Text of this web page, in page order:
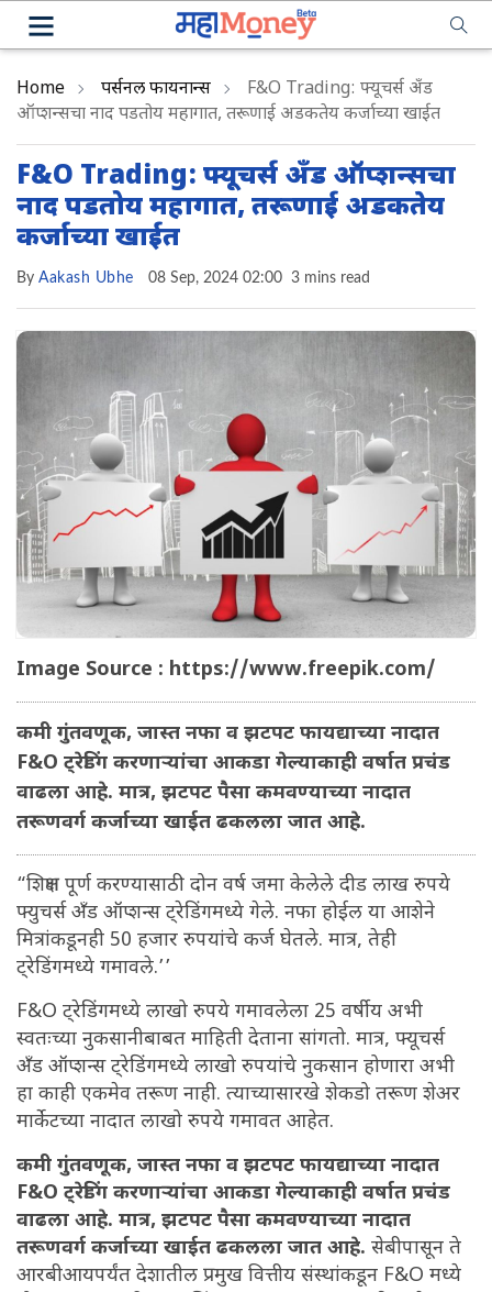
Home पर्सनल फायनान्स
F&O Trading: फ्यूचर्स अँड
ऑप्शन्सचा नाद पडतोय महागात, तरूणाई अडकतेय कर्जाच्या खाईत
F&O Trading: फ्यूचर्स अँड ऑप्शन्सचा
नाद पडतोय महागात, तरूणाई अडकतेय
कर्जाच्या खाईत
By Aakash Ubhe 08 Sep, 2024 02:00 3 mins read
Image Source : https://www.freepik.com/
कमी गुंतवणूक, जास्त नफा व झटपट फायद्याच्या नादात
F&O ट्रेडिंग करणाऱ्यांचा आकडा गेल्याकाही वर्षात प्रचंड
वाढला आहे. मात्र, झटपट पैसा कमवण्याच्या नादात
तरूणवर्ग कर्जाच्या खाईत ढकलला जात आहे.
“शिक्षण पूर्ण करण्यासाठी दोन वर्ष जमा केलेले दीड लाख रुपये
फ्युचर्स अँड ऑप्शन्स ट्रेडिंगमध्ये गेले. नफा होईल या आशेने
मित्रांकडूनही 50 हजार रुपयांचे कर्ज घेतले. मात्र, तेही
ट्रेडिंगमध्ये गमावले.’’
F&O ट्रेडिंगमध्ये लाखो रुपये गमावलेला 25 वर्षीय अभी
स्वतःच्या नुकसानीबाबत माहिती देताना सांगतो. मात्र, फ्यूचर्स
अँड ऑप्शन्स ट्रेडिंगमध्ये लाखो रुपयांचे नुकसान होणारा अभी
हा काही एकमेव तरूण नाही. त्याच्यासारखे शेकडो तरूण शेअर
मार्केटच्या नादात लाखो रुपये गमावत आहेत.
कमी गुंतवणूक, जास्त नफा व झटपट फायद्याच्या नादात
F&O ट्रेडिंग करणाऱ्यांचा आकडा गेल्याकाही वर्षात प्रचंड
वाढला आहे. मात्र, झटपट पैसा कमवण्याच्या नादात
तरूणवर्ग कर्जाच्या खाईत ढकलला जात आहे. सेबीपासून ते
आरबीआयपर्यंत देशातील प्रमुख वित्तीय संस्थांकडून F&O मध्ये